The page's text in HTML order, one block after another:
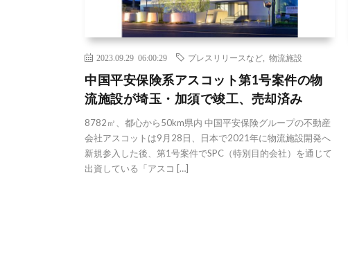
2023.09.29 06:00:29 プレスリリースなど 物流施設
中国平安保険系アスコット第1号案件の物
流施設が埼玉・加須で竣工、売却済み
8782㎡、都心から50km県内 中国平安保険グループの不動産
会社アスコットは9月28日、日本で2021年に物流施設開発へ
新規参入した後、第1号案件でSPC（特別目的会社）を通じて
出資している「アスコ […]